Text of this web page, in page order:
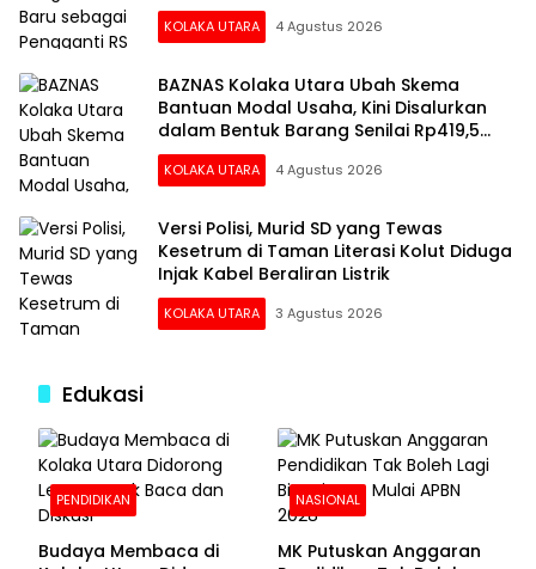
KOLAKA UTARA 4 Agustus 2026
BAZNAS Kolaka Utara Ubah Skema
Bantuan Modal Usaha, Kini Disalurkan
dalam Bentuk Barang Senilai Rp419,5
Juta
KOLAKA UTARA 4 Agustus 2026
Versi Polisi, Murid SD yang Tewas
Kesetrum di Taman Literasi Kolut Diduga
Injak Kabel Beraliran Listrik
KOLAKA UTARA 3 Agustus 2026
Edukasi
PENDIDIKAN
Budaya Membaca di
NASIONAL
MK Putuskan Anggaran